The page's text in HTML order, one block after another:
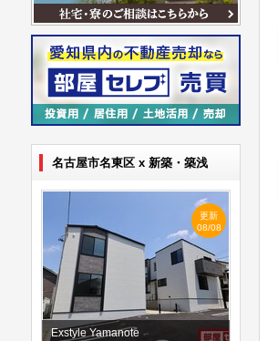
名古屋市名東区 x 新築・築浅
更新
08/08
Exstyle Yamanote